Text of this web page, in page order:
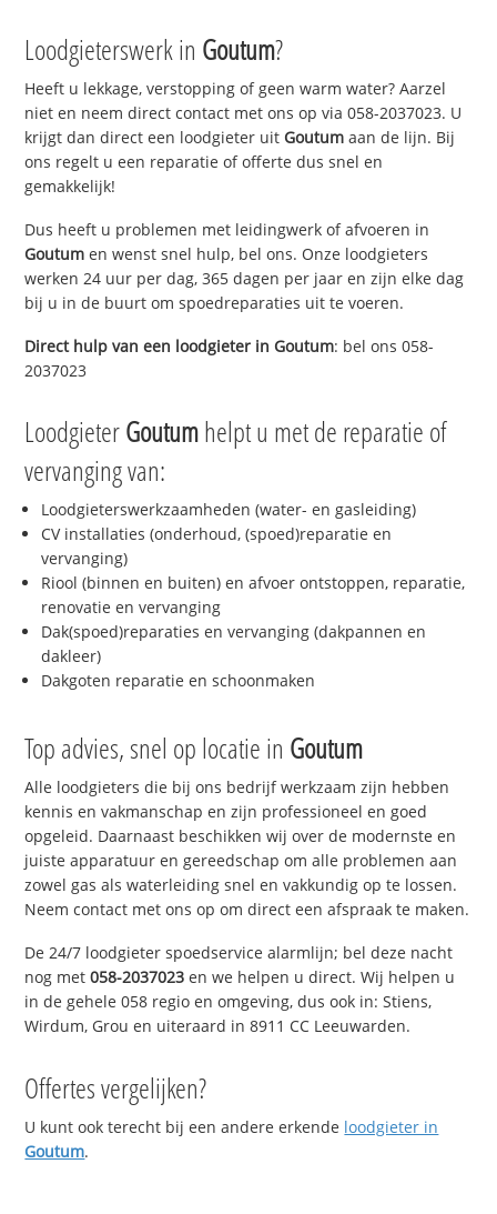
Loodgieterswerk in Goutum?
Heeft u lekkage, verstopping of geen warm water? Aarzel
niet en neem direct contact met ons op via 058-2037023. U
krijgt dan direct een loodgieter uit Goutum aan de lijn. Bij
ons regelt u een reparatie of offerte dus snel en
gemakkelijk!
Dus heeft u problemen met leidingwerk of afvoeren in
Goutum en wenst snel hulp, bel ons. Onze loodgieters
werken 24 uur per dag, 365 dagen per jaar en zijn elke dag
bij u in de buurt om spoedreparaties uit te voeren.
Direct hulp van een loodgieter in Goutum: bel ons 058-
2037023
LoodgieterGoutumhelpt u met de reparatie of
vervanging van:
Loodgieterswerkzaamheden (water- en gasleiding)
CV installaties (onderhoud, (spoed)reparatie en
vervanging)
Riool (binnen en buiten) en afvoer ontstoppen, reparatie,
renovatie en vervanging
Dak(spoed)reparaties en vervanging (dakpannen en
dakleer)
Dakgoten reparatie en schoonmaken
Top advies, snel op locatie in Goutum
Alle loodgieters die bij ons bedrijf werkzaam zijn hebben
kennis en vakmanschap en zijn professioneel en goed
opgeleid. Daarnaast beschikken wij over de modernste en
juiste apparatuur en gereedschap om alle problemen aan
zowel gas als waterleiding snel en vakkundig op te lossen.
Neem contact met ons op om direct een afspraak te maken.
De 24/7 loodgieter spoedservice alarmlijn; bel deze nacht
nog met058-2037023 en we helpen u direct. Wij helpen u
in de gehele 058 regio en omgeving, dus ook in: Stiens,
Wirdum, Grou en uiteraard in 8911 CC Leeuwarden.
Offertes vergelijken?
U kunt ook terecht bij een andere erkende loodgieter in
Goutum.